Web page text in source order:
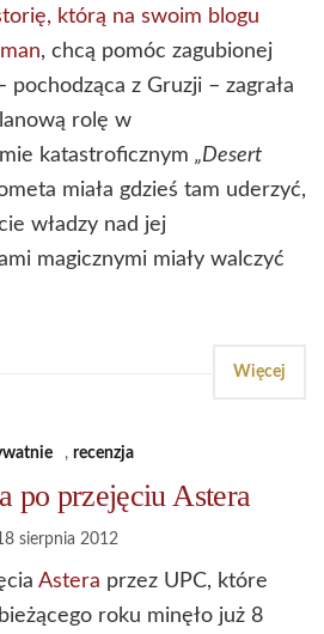
którą na swoim blogu
, chcą pomóc zagubionej
z Gruzji – zagrała
rolę w
katastroficznym „Desert
miała gdzieś tam uderzyć,
władzy nad jej
magicznymi miały walczyć
Więcej
, recenzja
po przejęciu Astera
sierpnia 2012
Astera przez UPC, które
roku minęło już 8